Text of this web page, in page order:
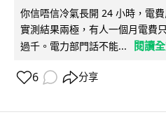
你信唔信冷氣長開 24 小時，電
實測結果兩極，有人一個月電費
過千。電力部門話不能...
閱讀
6 分享